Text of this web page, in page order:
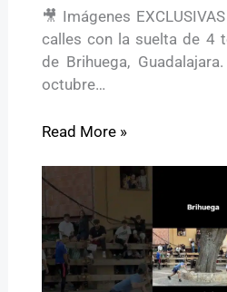
🎥 Imágenes
calles con la suelta de 4
de Brihuega,
octubre…
Read More »